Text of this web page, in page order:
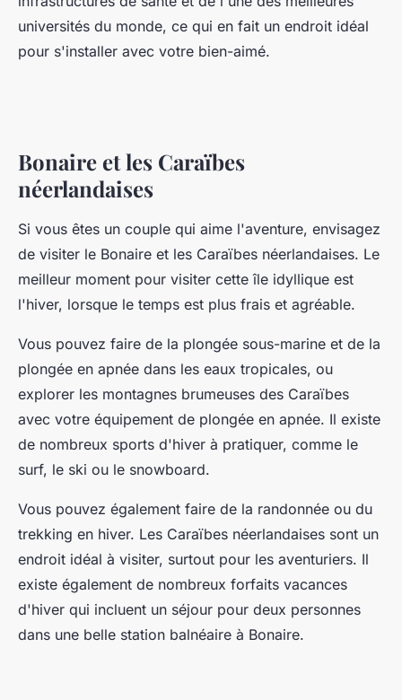
universités du monde, ce qui en fait un endroit idéal
pour s'installer avec votre bien-aimé.
Bonaire et les Caraïbes
néerlandaises
Si vous êtes un couple qui aime l'aventure, envisagez
de visiter le Bonaire et les Caraïbes néerlandaises. Le
meilleur moment pour visiter cette île idyllique est
l'hiver, lorsque le temps est plus frais et agréable.
Vous pouvez faire de la plongée sous-marine et de la
plongée en apnée dans les eaux tropicales, ou
explorer les montagnes brumeuses des Caraïbes
avec votre équipement de plongée en apnée. Il existe
de nombreux sports d'hiver à pratiquer, comme le
surf, le ski ou le snowboard.
Vous pouvez également faire de la randonnée ou du
trekking en hiver. Les Caraïbes néerlandaises sont un
endroit idéal à visiter, surtout pour les aventuriers. Il
existe également de nombreux forfaits vacances
d'hiver qui incluent un séjour pour deux personnes
dans une belle station balnéaire à Bonaire.